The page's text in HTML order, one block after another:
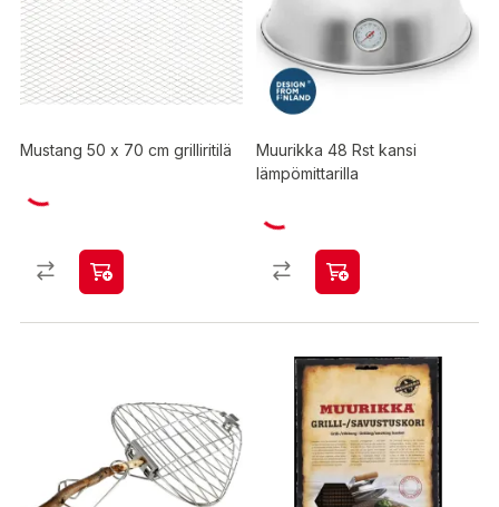
Mustang 50 x 70 cm grilliritilä
Muurikka 48 Rst kansi
lämpömittarilla